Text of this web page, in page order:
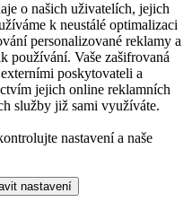
o našich uživatelích, jejich
k neustálé optimalizaci
personalizované reklamy a
používání. Vaše zašifrovaná
poskytovateli a
jejich online reklamních
služby již sami využíváte.
nastavení a naše
nastavení